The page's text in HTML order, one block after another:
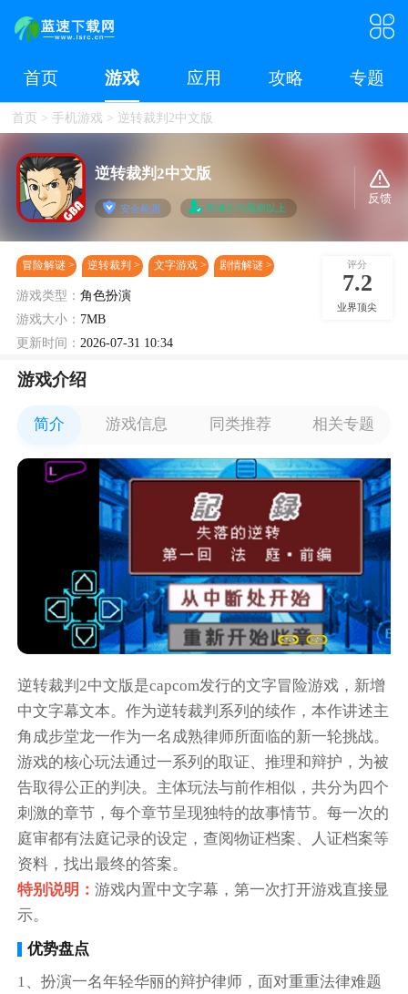
首页 游戏 应用 攻略 专题
首页 > 手机游戏 > 逆转裁判2中文版
逆转裁判2中文版
安全检测 年满十六周岁以上
反馈
冒险解谜 逆转裁判 文字游戏 剧情解谜
游戏类型： 角色扮演
游戏大小： 7MB
更新时间： 2026-07-31 10:34
评分
7.2
业界顶尖
游戏介绍
简介 游戏信息 同类推荐 相关专题
逆转裁判2中文版是capcom发行的文字冒险游戏，新增
中文字幕文本。作为逆转裁判系列的续作，本作讲述主
角成步堂龙一作为一名成熟律师所面临的新一轮挑战。
游戏的核心玩法通过一系列的取证、推理和辩护，为被
告取得公正的判决。主体玩法与前作相似，共分为四个
刺激的章节，每个章节呈现独特的故事情节。每一次的
庭审都有法庭记录的设定，查阅物证档案、人证档案等
资料，找出最终的答案。
特别说明：游戏内置中文字幕，第一次打开游戏直接显
示。
优势盘点
1、扮演一名年轻华丽的辩护律师，面对重重法律难题